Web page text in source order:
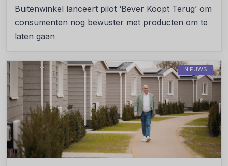
Buitenwinkel lanceert pilot ‘Bever Koopt Terug’ om
consumenten nog bewuster met producten om te
laten gaan
NIEUWS